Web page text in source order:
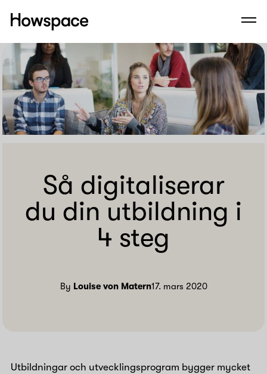
Hoppa
till
innehållet
Howspace
Så digitaliserar
du din utbildning i
4 steg
By Louise von Matern17. mars 2020
Utbildningar och utvecklingsprogram bygger mycket